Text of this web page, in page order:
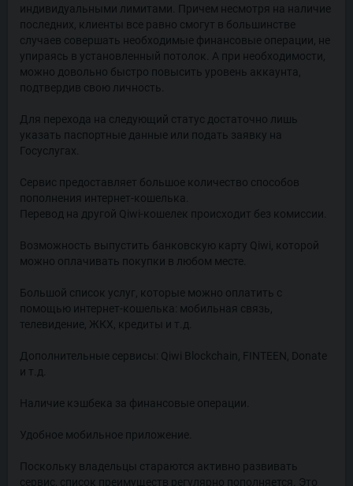
индивидуальными лимитами. Причем несмотря на наличие
последних, клиенты все равно смогут в большинстве
случаев совершать необходимые финансовые операции, не
упираясь в установленный потолок. А при необходимости,
можно довольно быстро повысить уровень аккаунта,
подтвердив свою личность.
Для перехода на следующий статус достаточно лишь
указать паспортные данные или подать заявку на
Госуслугах.
Сервис предоставляет большое количество способов
пополнения интернет-кошелька.
Перевод на другой Qiwi-кошелек происходит без комиссии.
Возможность выпустить банковскую карту Qiwi, которой
можно оплачивать покупки в любом месте.
Большой список услуг, которые можно оплатить с
помощью интернет-кошелька: мобильная связь,
телевидение, ЖКХ, кредиты и т.д.
Дополнительные сервисы: Qiwi Blockchain, FINTEEN, Donate
и т.д.
Наличие кэшбека за финансовые операции.
Удобное мобильное приложение.
Поскольку владельцы стараются активно развивать
сервис, список преимуществ регулярно пополняется. Это